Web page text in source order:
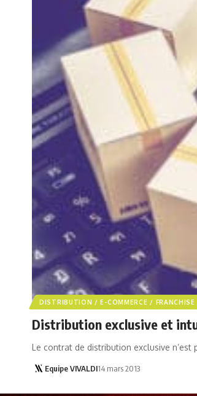
DISTRIBUTION / E-COMMERCE / FRANCHISE
Distribution exclusive et
Le contrat de distribution exclusive
Equipe VIVALDI14 mars 2013